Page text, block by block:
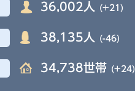
36,002人 (+21)
38,135人 (-46)
34,738世帯 (+24)